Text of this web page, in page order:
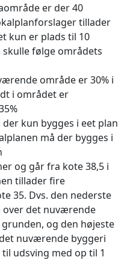
er der 40
tillader
kun er plads til 10
følge områdets
område er 30% i
i området er
kun bygges i eet plan
må der bygges i
og går fra kote 38,5 i
tillader fire
35. Dvs. den nederste
over det nuværende
og den højeste
nuværende byggeri
udsving med op til 1